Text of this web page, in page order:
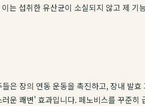
섭취한 유산균이 소실되지 않고 제 기
은 장의 연동 운동을 촉진하고, 장내 발
운 쾌변' 효과입니다. 페노비스를 꾸준